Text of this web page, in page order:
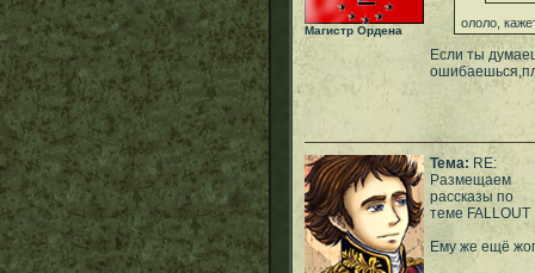
Магистр Ордена
ололо,
Если ты
Тема: RE:
Размещаем
рассказы по
теме FALLOUT
Ему же ещё